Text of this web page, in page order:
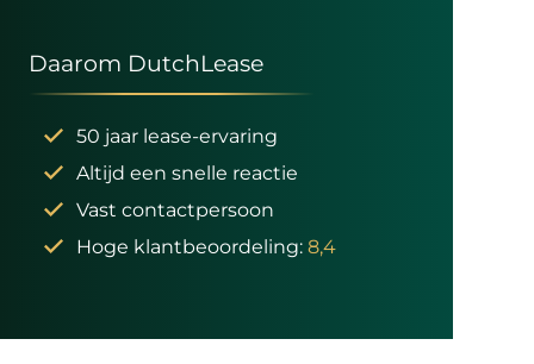
Daarom DutchLease
50 jaar lease-ervaring
Altijd een snelle reactie
Vast contactpersoon
Hoge klantbeoordeling: 8,4